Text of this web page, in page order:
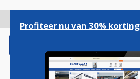
gaan
Profiteer nu van 30% korting